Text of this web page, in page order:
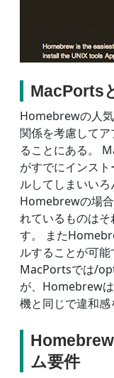
MacPorts
Homebrewの人
関係を考慮して
ることにある。
がすでにインス
ルしてしまいい
Homebrewの場
れているものは
す。 また
ルすることが可
MacPortsでは/
が、Homebrew
機と同じで違和感
ム要件